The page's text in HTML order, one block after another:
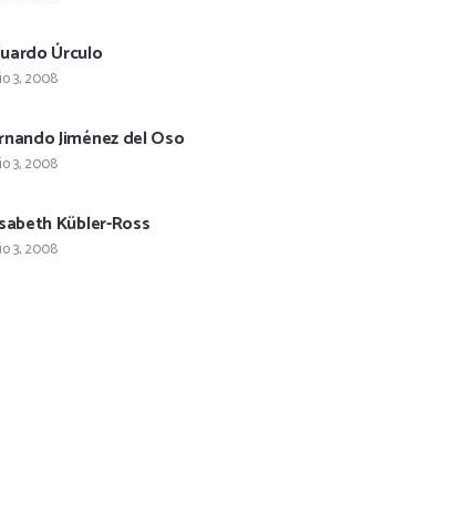
Úrculo
3, 2008
Jiménez del Oso
3, 2008
Kübler-Ross
3, 2008